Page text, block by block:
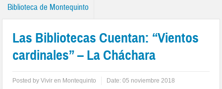
Biblioteca de Montequinto
Las Bibliotecas Cuentan: “Vientos
cardinales” – La Cháchara
Posted byVivir en Montequinto Date:05 noviembre 2018